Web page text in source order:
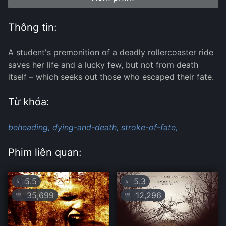
Thông tin:
A student's premonition of a deadly rollercoaster ride
saves her life and a lucky few, but not from death
itself – which seeks out those who escaped their fate.
Từ khóa:
beheading, dying-and-death, stroke-of-fate,
Phim liên quan:
⭐ 5.5
💛 35,699
⭐ 5.3
💛 12,296